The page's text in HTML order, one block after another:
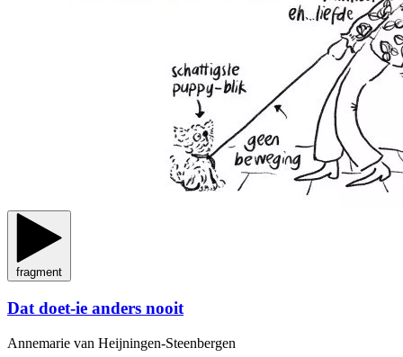
fragment
Dat doet-ie anders nooit
Annemarie van Heijningen-Steenbergen